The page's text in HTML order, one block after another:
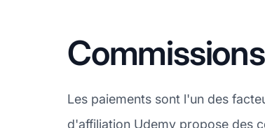
Les paiements sont l'un des
d'affiliation Udemy propose des